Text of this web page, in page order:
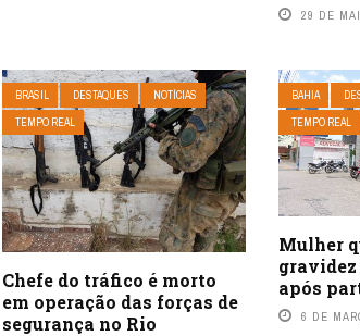
29 DE
BRASIL DESTAQUES
NOTÍCIAS
TEMPO REAL
Chefe do tráfico é morto
em operação das forças de
segurança no Rio
BAHIA
TEMPO REAL
Mulher
gravidez
após
6 DE